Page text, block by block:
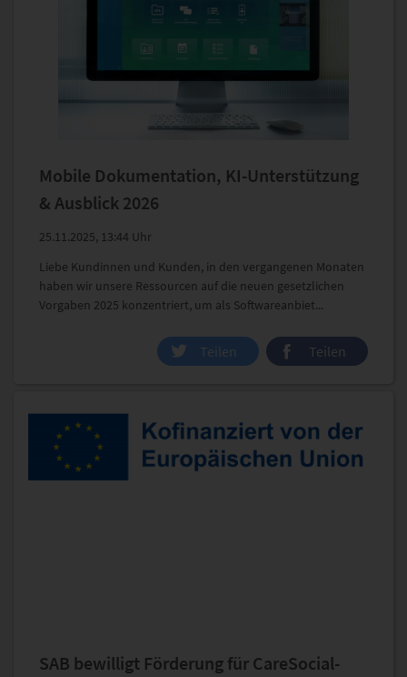
Mobile Dokumentation, KI-Unterstützung
& Ausblick 2026
25.11.2025, 13:44 Uhr
Liebe Kundinnen und Kunden, in den vergangenen Monaten
haben wir unsere Ressourcen auf die neuen gesetzlichen
Vorgaben 2025 konzentriert, um als Softwareanbiet...
Teilen
Teilen
SAB bewilligt Förderung für CareSocial-